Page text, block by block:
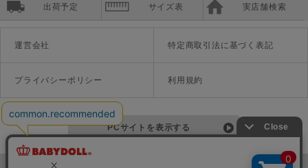
出荷予定 サイズ表 実店舗検索
運営会社 特定商取引法に基づく表記
プライバシーポリシー 利用規約
PCサイトを表示する
©Disney ©Disney/Pixar ©Disney. Based on the "Winnie the Pooh" works by A.A. Milne and E.H. Shepard.